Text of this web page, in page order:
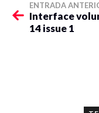
ENTRADA
Interface
14 issue 1